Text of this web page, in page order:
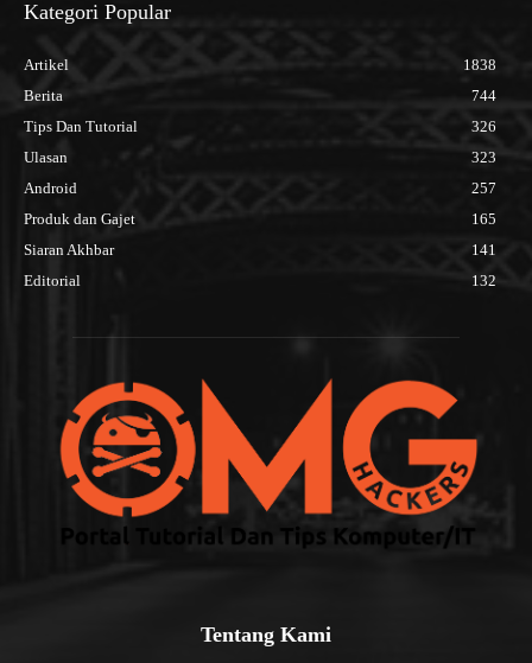
Kategori Popular
Artikel
1838
Berita
744
Tips Dan Tutorial
326
Ulasan
323
Android
257
Produk dan Gajet
165
Siaran Akhbar
141
Editorial
132
Tentang Kami